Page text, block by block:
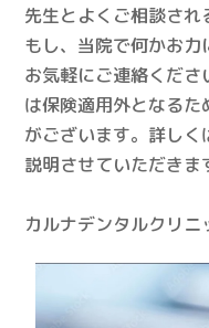
先生とよくご相談され
もし、当院で何かお力
お気軽にご連絡くだ
は保険適用外となる
がございます。詳し
説明させていただきま
カルナデンタルクリ